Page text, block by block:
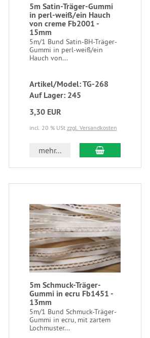
5m Satin-Träger-Gummi
in perl-weiß/ein Hauch
von creme Fb2001 -
15mm
5m/1 Bund Satin-BH-Träger-
Gummi in perl-weiß/ein
Hauch von...
Artikel/Model: TG-268
Auf Lager: 245
3,30 EUR
incl. 20 % USt zzgl. Versandkosten
mehr...
5m Schmuck-Träger-
Gummi in ecru Fb1451 -
13mm
5m/1 Bund Schmuck-Träger-
Gummi in ecru, mit zartem
Lochmuster...